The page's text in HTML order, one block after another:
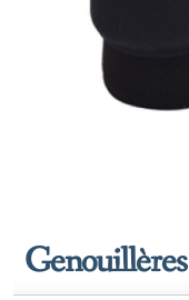
Genouillères
Tournois 26-27